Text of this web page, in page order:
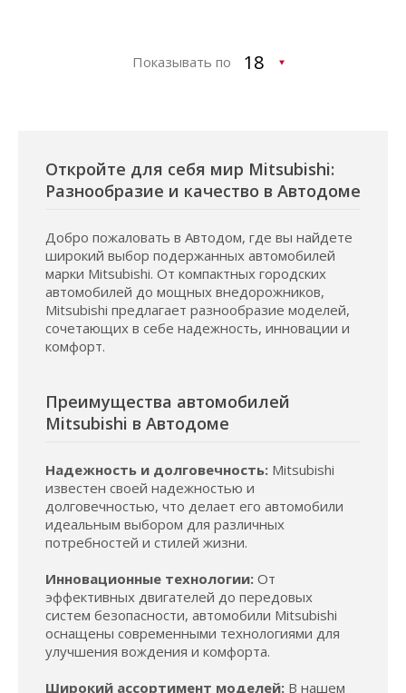
Показывать по
Откройте для себя мир Mitsubishi:
Разнообразие и качество в Автодоме
Добро пожаловать в Автодом, где вы найдете
широкий выбор подержанных автомобилей
марки Mitsubishi. От компактных городских
автомобилей до мощных внедорожников,
Mitsubishi предлагает разнообразие моделей,
сочетающих в себе надежность, инновации и
комфорт.
Преимущества автомобилей
Mitsubishi в Автодоме
Надежность и долговечность: Mitsubishi
известен своей надежностью и
долговечностью, что делает его автомобили
идеальным выбором для различных
потребностей и стилей жизни.
Инновационные технологии: От
эффективных двигателей до передовых
систем безопасности, автомобили Mitsubishi
оснащены современными технологиями для
улучшения вождения и комфорта.
Широкий ассортимент моделей: В нашем